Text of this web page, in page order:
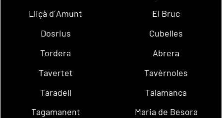
Lliçà d´Amunt
El Bruc
Dosrius
Cubelles
Tordera
Abrera
Tavertet
Tavèrnoles
Taradell
Talamanca
Tagamanent
Maria de Besora